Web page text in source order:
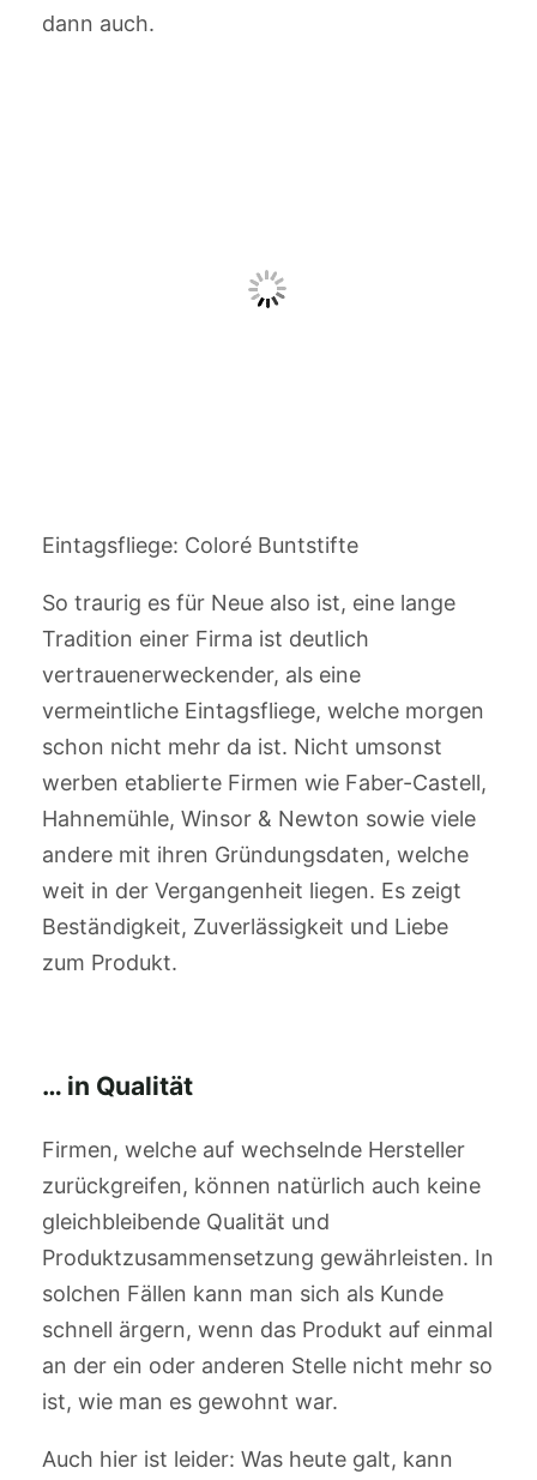
dann auch.
Eintagsfliege: Coloré Buntstifte
So traurig es für Neue also ist, eine lange
Tradition einer Firma ist deutlich
vertrauenerweckender, als eine
vermeintliche Eintagsfliege, welche morgen
schon nicht mehr da ist. Nicht umsonst
werben etablierte Firmen wie Faber-Castell,
Hahnemühle, Winsor & Newton sowie viele
andere mit ihren Gründungsdaten, welche
weit in der Vergangenheit liegen. Es zeigt
Beständigkeit, Zuverlässigkeit und Liebe
zum Produkt.
… in Qualität
Firmen, welche auf wechselnde Hersteller
zurückgreifen, können natürlich auch keine
gleichbleibende Qualität und
Produktzusammensetzung gewährleisten. In
solchen Fällen kann man sich als Kunde
schnell ärgern, wenn das Produkt auf einmal
an der ein oder anderen Stelle nicht mehr so
ist, wie man es gewohnt war.
Auch hier ist leider: Was heute galt, kann